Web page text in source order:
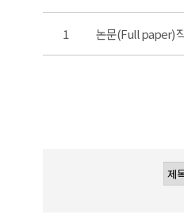
1 논문(Full paper)